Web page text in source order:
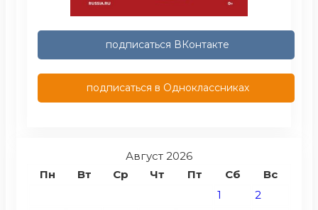
подписаться ВКонтакте
подписаться в Одноклассниках
Август 2026
Пн
Вт Ср Чт Пт Сб Вс
1
2